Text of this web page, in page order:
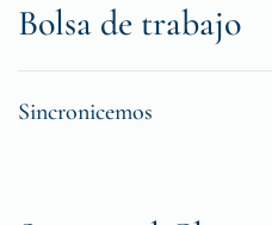
Bolsa de trabajo
Sincronicemos